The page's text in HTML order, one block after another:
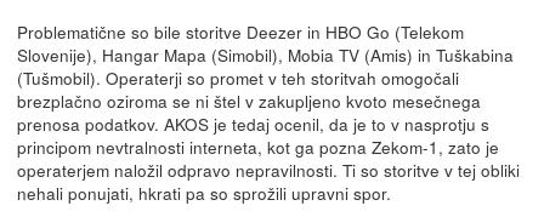
Problematične so bile storitve Deezer in HBO Go (Telekom
Slovenije), Hangar Mapa (Simobil), Mobia TV (Amis) in Tuškabina
(Tušmobil). Operaterji so promet v teh storitvah omogočali
brezplačno oziroma se ni štel v zakupljeno kvoto mesečnega
prenosa podatkov. AKOS je tedaj ocenil, da je to v nasprotju s
principom nevtralnosti interneta, kot ga pozna Zekom-1, zato je
operaterjem naložil odpravo nepravilnosti. Ti so storitve v tej obliki
nehali ponujati, hkrati pa so sprožili upravni spor.